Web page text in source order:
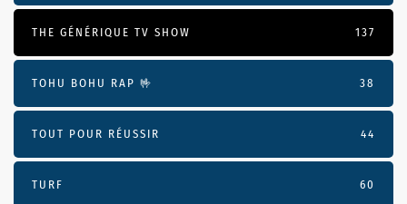
THE GÉNÉRIQUE TV SHOW 137
TOHU BOHU RAP 🤟 38
TOUT POUR RÉUSSIR 44
TURF 60